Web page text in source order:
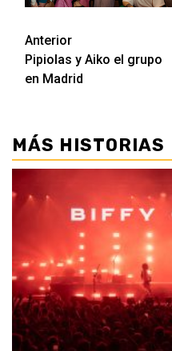
Navegación
de
Anterior
Pipiolas y Aiko el grupo
en Madrid
MÁS HISTORIAS